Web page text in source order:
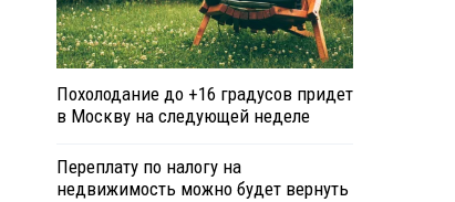
Похолодание до +16 градусов придет
в Москву на следующей неделе
Переплату по налогу на
недвижимость можно будет вернуть